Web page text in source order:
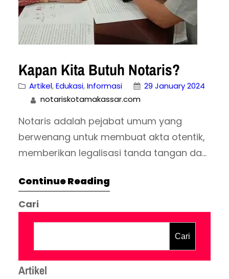
Kapan Kita Butuh Notaris?
Artikel, Edukasi, Informasi
29 January 2024
notariskotamakassar.com
Notaris adalah pejabat umum yang
berwenang untuk membuat akta otentik,
memberikan legalisasi tanda tangan dan
bawah tangan, serta membukukan surat
di bawah tangan. Akta otentik adalah
akta yang dibuat oleh atau di hadapan
pejabat umum yang berwenang untuk itu,
dan memuat keterangan yang diberikan
oleh para pihak dalam akta itu…
Continue Reading
Cari
Cari
Artikel